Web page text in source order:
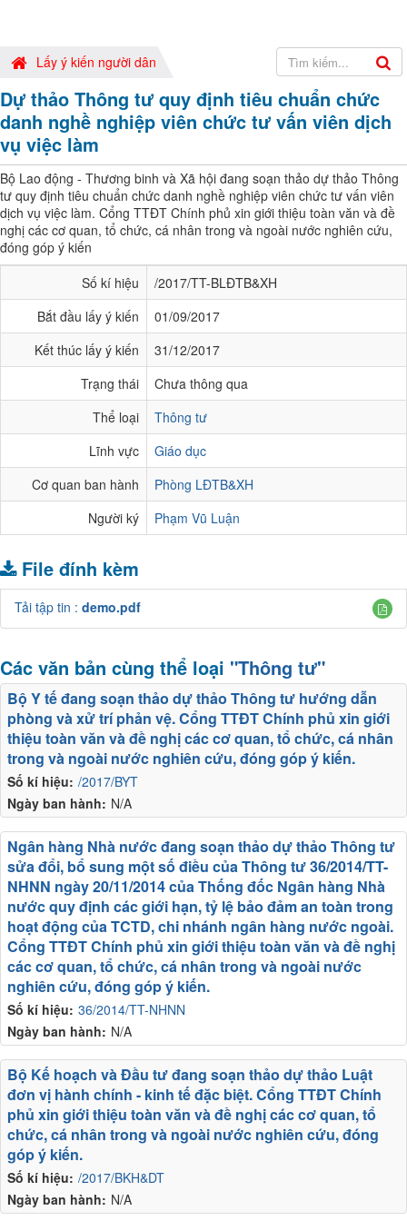
Lấy ý kiến người dân
Dự thảo Thông tư quy định tiêu chuẩn chức
danh nghề nghiệp viên chức tư vấn viên dịch
vụ việc làm
Bộ Lao động - Thương binh và Xã hội đang soạn thảo dự thảo Thông
tư quy định tiêu chuẩn chức danh nghề nghiệp viên chức tư vấn viên
dịch vụ việc làm. Cổng TTĐT Chính phủ xin giới thiệu toàn văn và đề
nghị các cơ quan, tổ chức, cá nhân trong và ngoài nước nghiên cứu,
đóng góp ý kiến
Số kí hiệu
/2017/TT-BLĐTB&XH
Bắt đầu lấy ý kiến
01/09/2017
Kết thúc lấy ý kiến
31/12/2017
Trạng thái
Chưa thông qua
Thể loại
Thông tư
Lĩnh vực
Giáo dục
Cơ quan ban hành
Phòng LĐTB&XH
Người ký
Phạm Vũ Luận
File đính kèm
Tải tập tin : demo.pdf
Các văn bản cùng thể loại "Thông tư"
Số kí hiệu: /2017/BYT
Ngày ban hành: N/A
Bộ Y tế đang soạn thảo dự thảo Thông tư hướng dẫn
phòng và xử trí phản vệ. Cổng TTĐT Chính phủ xin giới
thiệu toàn văn và đề nghị các cơ quan, tổ chức, cá nhân
trong và ngoài nước nghiên cứu, đóng góp ý kiến.
Số kí hiệu: 36/2014/TT-NHNN
Ngày ban hành: N/A
Ngân hàng Nhà nước đang soạn thảo dự thảo Thông tư
sửa đổi, bổ sung một số điều của Thông tư 36/2014/TT-
NHNN ngày 20/11/2014 của Thống đốc Ngân hàng Nhà
nước quy định các giới hạn, tỷ lệ bảo đảm an toàn trong
hoạt động của TCTD, chi nhánh ngân hàng nước ngoài.
Cổng TTĐT Chính phủ xin giới thiệu toàn văn và đề nghị
các cơ quan, tổ chức, cá nhân trong và ngoài nước
nghiên cứu, đóng góp ý kiến.
Số kí hiệu: /2017/BKH&DT
Ngày ban hành: N/A
Bộ Kế hoạch và Đầu tư đang soạn thảo dự thảo Luật
đơn vị hành chính - kinh tế đặc biệt. Cổng TTĐT Chính
phủ xin giới thiệu toàn văn và đề nghị các cơ quan, tổ
chức, cá nhân trong và ngoài nước nghiên cứu, đóng
góp ý kiến.